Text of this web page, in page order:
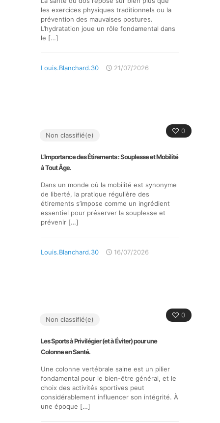
les exercices physiques traditionnels ou la
prévention des mauvaises postures.
L’hydratation joue un rôle fondamental dans
le […]
Louis.Blanchard.30 21/07/2026
0
Non classifié(e)
L’Importance des Étirements : Souplesse et Mobilité
à Tout Âge.
Dans un monde où la mobilité est synonyme
de liberté, la pratique régulière des
étirements s’impose comme un ingrédient
essentiel pour préserver la souplesse et
prévenir […]
Louis.Blanchard.30 16/07/2026
0
Non classifié(e)
Les Sports à Privilégier (et à Éviter) pour une
Colonne en Santé.
Une colonne vertébrale saine est un pilier
fondamental pour le bien-être général, et le
choix des activités sportives peut
considérablement influencer son intégrité. À
une époque […]